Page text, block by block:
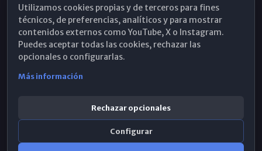
Hemeroteca
WhatsApp
Utilizamos cookies propias y de terceros para fines
técnicos, de preferencias, analíticos y para mostrar
contenidos externos como YouTube, X o Instagram.
Puedes aceptar todas las cookies, rechazar las
opcionales o configurarlas.
Más información
Rechazar opcionales
Configurar